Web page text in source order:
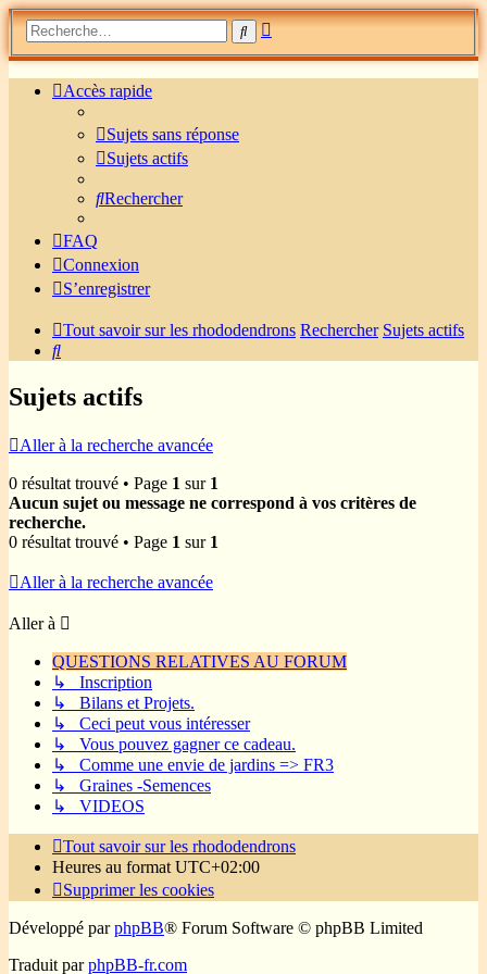
Rechercher
Recherche
Accès rapide
Sujets sans réponse
Sujets actifs
Rechercher
FAQ
Connexion
S’enregistrer
Tout savoir sur les rhododendrons Rechercher Sujets actifs
Rechercher
Sujets actifs
Aller à la recherche avancée
0 résultat trouvé • Page 1 sur 1
Aucun sujet ou message ne correspond à vos critères de
recherche.
0 résultat trouvé • Page 1 sur 1
Aller à la recherche avancée
Aller à
QUESTIONS RELATIVES AU FORUM
↳ Inscription
↳ Bilans et Projets.
↳ Ceci peut vous intéresser
↳ Vous pouvez gagner ce cadeau.
↳ Comme une envie de jardins => FR3
↳ Graines -Semences
↳ VIDEOS
Tout savoir sur les rhododendrons
Heures au formatUTC+02:00
Supprimer les cookies
Développé parphpBB® Forum Software © phpBB Limited
Traduit parphpBB-fr.com